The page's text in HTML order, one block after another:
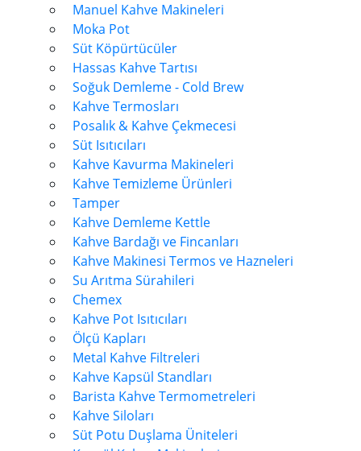
Manuel Kahve Makineleri
Moka Pot
Süt Köpürtücüler
Hassas Kahve Tartısı
Soğuk Demleme - Cold Brew
Kahve Termosları
Posalık & Kahve Çekmecesi
Süt Isıtıcıları
Kahve Kavurma Makineleri
Kahve Temizleme Ürünleri
Tamper
Kahve Demleme Kettle
Kahve Bardağı ve Fincanları
Kahve Makinesi Termos ve Hazneleri
Su Arıtma Sürahileri
Chemex
Kahve Pot Isıtıcıları
Ölçü Kapları
Metal Kahve Filtreleri
Kahve Kapsül Standları
Barista Kahve Termometreleri
Kahve Siloları
Süt Potu Duşlama Üniteleri